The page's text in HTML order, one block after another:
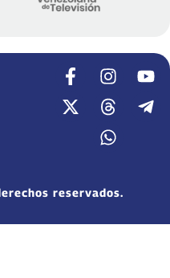
reservados.